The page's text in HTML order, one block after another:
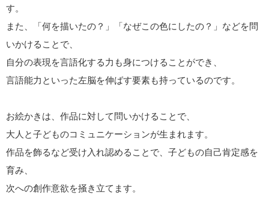
す。
また、「何を描いたの？」「なぜこの色にしたの？」などを問
いかけることで、
自分の表現を言語化する力も身につけることができ、
言語能力といった左脳を伸ばす要素も持っているのです。
お絵かきは、作品に対して問いかけることで、
大人と子どものコミュニケーションが生まれます。
作品を飾るなど受け入れ認めることで、子どもの自己肯定感を
育み、
次への創作意欲を掻き立てます。